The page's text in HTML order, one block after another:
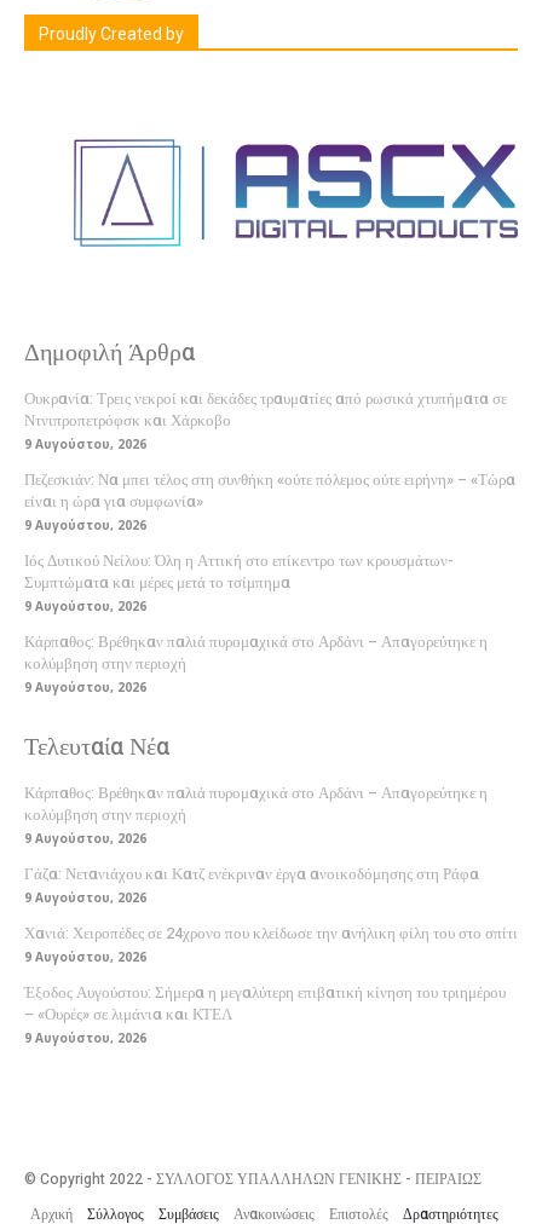
Proudly Created by
Δημοφιλή Άρθρα
Ουκρανία: Τρεις νεκροί και δεκάδες τραυματίες από ρωσικά χτυπήματα σε
Ντνιπροπετρόφσκ και Χάρκοβο
9 Αυγούστου, 2026
Πεζεσκιάν: Να μπει τέλος στη συνθήκη «ούτε πόλεμος ούτε ειρήνη» – «Τώρα
είναι η ώρα για συμφωνία»
9 Αυγούστου, 2026
Ιός Δυτικού Νείλου: Όλη η Αττική στο επίκεντρο των κρουσμάτων-
Συμπτώματα και μέρες μετά το τσίμπημα
9 Αυγούστου, 2026
Κάρπαθος: Βρέθηκαν παλιά πυρομαχικά στο Αρδάνι – Απαγορεύτηκε η
κολύμβηση στην περιοχή
9 Αυγούστου, 2026
Τελευταία Νέα
Κάρπαθος: Βρέθηκαν παλιά πυρομαχικά στο Αρδάνι – Απαγορεύτηκε η
κολύμβηση στην περιοχή
9 Αυγούστου, 2026
Γάζα: Νετανιάχου και Κατζ ενέκριναν έργα ανοικοδόμησης στη Ράφα
9 Αυγούστου, 2026
Χανιά: Χειροπέδες σε 24χρονο που κλείδωσε την ανήλικη φίλη του στο σπίτι
9 Αυγούστου, 2026
Έξοδος Αυγούστου: Σήμερα η μεγαλύτερη επιβατική κίνηση του τριημέρου
– «Ουρές» σε λιμάνια και ΚΤΕΛ
9 Αυγούστου, 2026
© Copyright 2022 - ΣΥΛΛΟΓΟΣ ΥΠΑΛΛΗΛΩΝ ΓΕΝΙΚΗΣ - ΠΕΙΡΑΙΩΣ
Αρχική
Σύλλογος Συμβάσεις Ανακοινώσεις Επιστολές Δραστηριότητες